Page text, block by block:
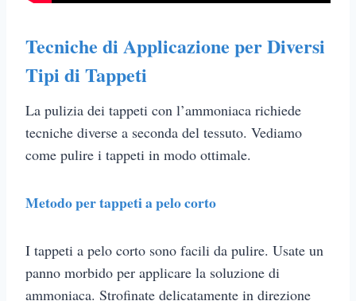
Tecniche di Applicazione per Diversi
Tipi di Tappeti
La pulizia dei tappeti con l’ammoniaca richiede
tecniche diverse a seconda del tessuto. Vediamo
come pulire i tappeti in modo ottimale.
Metodo per tappeti a pelo corto
I tappeti a pelo corto sono facili da pulire. Usate un
panno morbido per applicare la soluzione di
ammoniaca. Strofinate delicatamente in direzione